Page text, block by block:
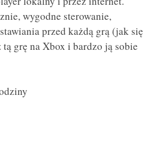
wygodne sterowanie,
przed każdą grą (jak się
grę na Xbox i bardzo ją sobie